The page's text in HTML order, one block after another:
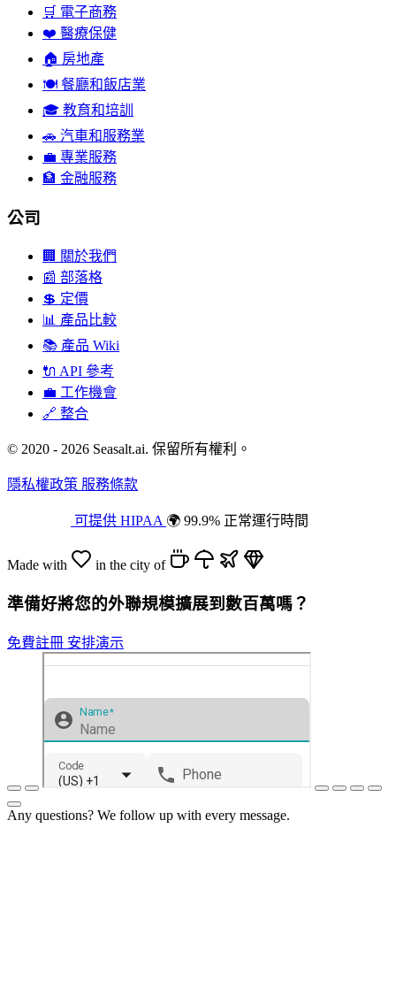
🛒 電子商務
❤️ 醫療保健
🏠 房地產
🍽️ 餐廳和飯店業
🎓 教育和培訓
🚗 汽車和服務業
💼 專業服務
🏦 金融服務
公司
🏢 關於我們
📰 部落格
💲 定價
📊 產品比較
📚 產品 Wiki
🔌 API 參考
💼 工作機會
🔗 整合
© 2020 - 2026 Seasalt.ai. 保留所有權利。
隱私權政策 服務條款
可提供 HIPAA 🌍 99.9% 正常運行時間
Made with in the city of
準備好將您的外聯規模擴展到數百萬嗎？
免費註冊 安排演示
Any questions? We follow up with every message.